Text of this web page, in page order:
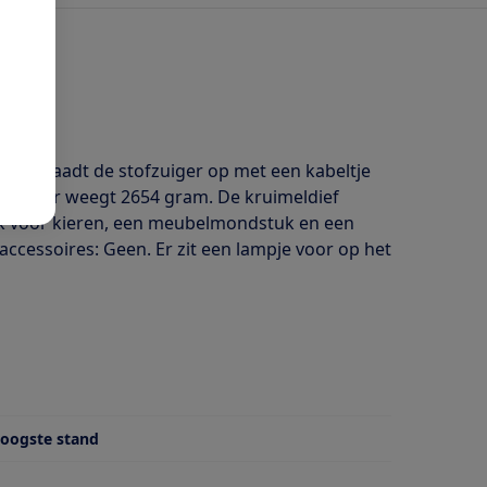
Je laadt de stofzuiger op met een kabeltje
weegt 2654 gram. De kruimeldief
kieren, een meubelmondstuk en een
Geen. Er zit een lampje voor op het
stand